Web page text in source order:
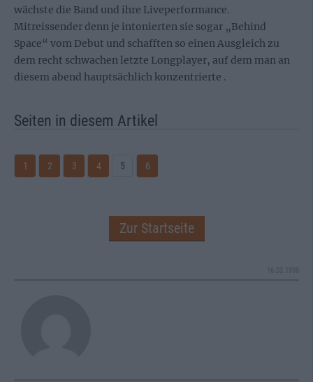
wächste die Band und ihre Liveperformance.
Mitreissender denn je intonierten sie sogar „Behind
Space“ vom Debut und schafften so einen Ausgleich zu
dem recht schwachen letzte Longplayer, auf dem man an
diesem abend hauptsächlich konzentrierte .
Seiten in diesem Artikel
1 2 3 4 5 6
Zur Startseite